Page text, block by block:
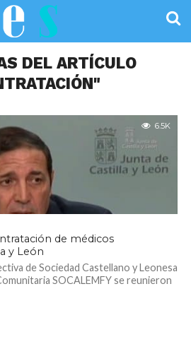
DEL ARTÍCULO
6.5K
de médicos
y León
de Sociedad Castellano y Leonesa
SOCALEMFY se reunieron